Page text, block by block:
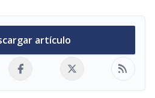
artículo
rss_feed